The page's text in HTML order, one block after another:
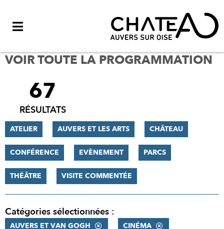
VOIR TOUTE LA PROGRAMMATION
FILTRER
RÉSULTATS
67
RÉSULTATS
ATELIER AUVERS ET LES ARTS CHÂTEAU
CONFÉRENCE EVÈNEMENT PARCS
THÉÂTRE VISITE COMMENTÉE
Catégories sélectionnées :
AUVERS ET VAN GOGH CINÉMA